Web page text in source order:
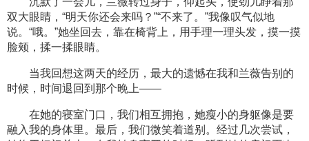
双大眼睛，“明天你还会来吗？”“不来了。”我像叹气似地
说。“哦。”她坐回去，靠在椅背上，用手理一理头发，摸一摸
脸颊，揉一揉眼睛。
当我回想这两天的经历，最大的遗憾在我和兰薇告别的
时候，时间退回到那个晚上——
在她的寝室门口，我们相互拥抱，她瘦小的身躯像是要
融入我的身体里。最后，我们微笑着道别。经过几次尝试，